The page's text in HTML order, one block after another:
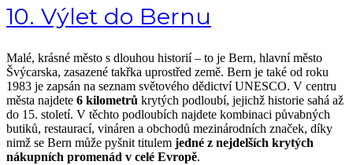
10. Výlet do Bernu
Malé, krásné město s dlouhou historií – to je Bern, hlavní město
Švýcarska, zasazené takřka uprostřed země. Bern je také od roku
1983 je zapsán na seznam světového dědictví UNESCO. V centru
města najdete 6 kilometrů krytých podloubí, jejichž historie sahá až
do 15. století. V těchto podloubích najdete kombinaci půvabných
butiků, restaurací, vináren a obchodů mezinárodních značek, díky
nimž se Bern může pyšnit titulem jedné z nejdelších krytých
nákupních promenád v celé Evropě.